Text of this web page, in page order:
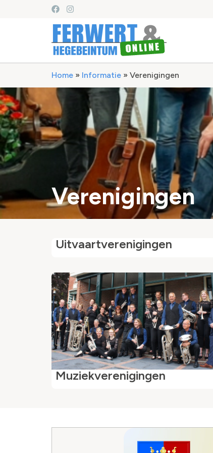
Home » Informatie » Verenigingen
Verenigingen
Uitvaartverenigingen
Muziekverenigingen